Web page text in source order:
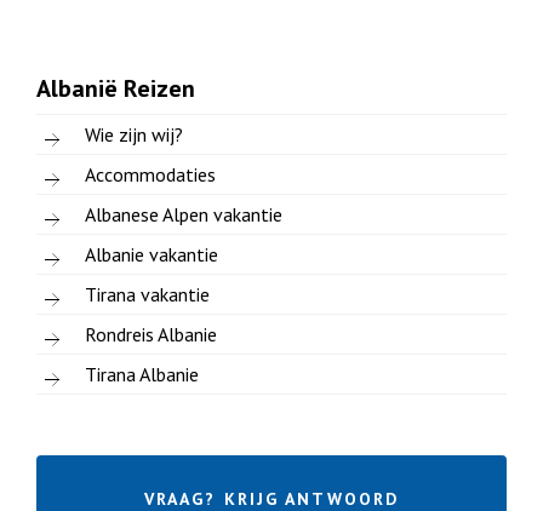
Albanië Reizen
Wie zijn wij?
Accommodaties
Albanese Alpen vakantie
Albanie vakantie
Tirana vakantie
Rondreis Albanie
Tirana Albanie
VRAAG? KRIJG ANTWOORD